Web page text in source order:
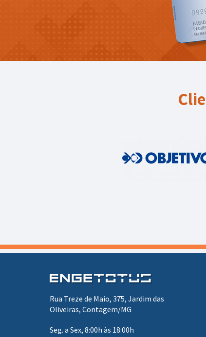
Rua Treze de Maio, 375, Jardim das
Oliveiras, Contagem/MG
Seg. a Sex, 8:00h às 18:00h